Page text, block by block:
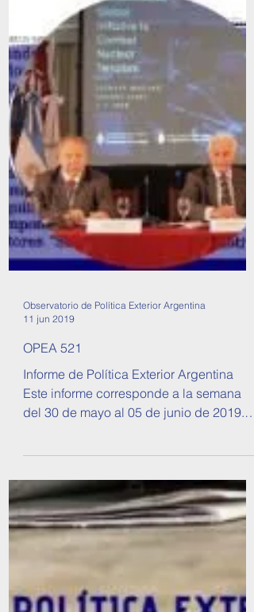
Observatorio de Política Exterior Argentina
11 jun 2019
OPEA 521
Informe de Política Exterior Argentina
Este informe corresponde a la semana
del 30 de mayo al 05 de junio de 2019.